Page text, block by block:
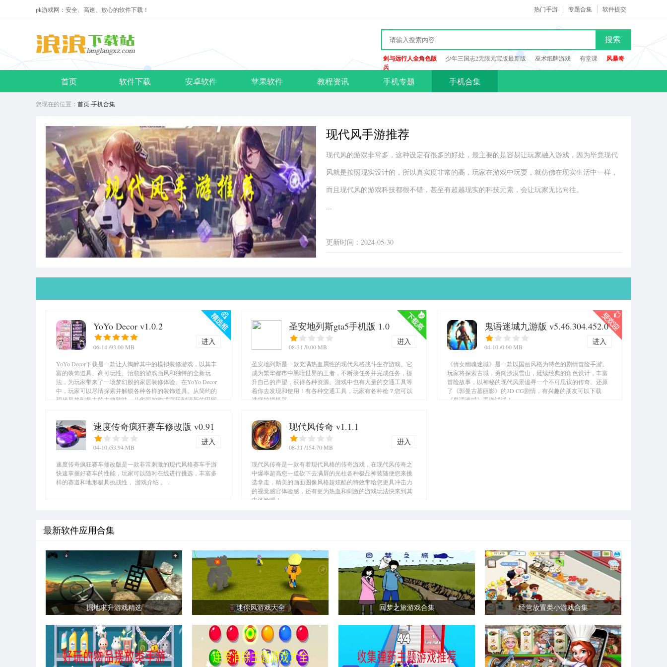
pk游戏网：安全、高速、放心的软件下载！ 软件提交
专题合集
热门手游
搜索
剑与远行人全角色版 少年三国志2无限元宝版最新版 巫术纸牌游戏 有堂课
风暴奇
兵
首页 软件下载 安卓软件 苹果软件 教程资讯 手机专题 手机合集
您现在的位置： 首页-手机合集
现代风手游推荐
现代风的游戏非常多，这种设定有很多的好处，最主要的是容易让玩家融入游戏，因为毕竟现代
风就是按照现实设计的，所以真实度非常的高，玩家在游戏中玩耍，就仿佛在现实生活中一样，
而且现代风的游戏科技都很不错，甚至有超越现实的科技元素，会让玩家无比向往。
...
更新时间：2024-05-30
YoYo Decor v1.0.2
06-14/93.00 MB
进入
YoYo Decor下载是一款让人陶醉其中的模拟装修游戏，以其丰
富的装饰道具、高可玩性、治愈的游戏画风和独特的全新玩
法，为玩家带来了一场梦幻般的家居装修体验。在YoYo Decor
中，玩家可以尽情探索并解锁各种各样的装饰道具。从简约的
现代风格到复古的古典韵味，从华丽的欧式宫廷到清新的田园
无二的专属房子。...
圣安地列斯gta5手机版 1.0
08-31 /0.00 MB
进入
圣安地列斯是一款充满热血属性的现代风格战斗生存游戏。它
成为繁华都市中黑暗世界的王者，不断接任务并完成任务，提
升自己的声望，获得各种资源。游戏中也有大量的交通工具等
着你去发现和使用！有各种交通工具，玩家有各种枪？您可以
选择拍摄机器。...
鬼语迷城九游版 v5.46.304.452.0
04-10/0.00 MB
进入
《倩女幽魂迷城》是一款以国画风格为特色的剧情冒险手游。
玩家将探索古城，勇闯沙漠雪山，延续经典的角色设计，丰富
冒险故事，以神秘的现代风景追寻一个不可思议的传奇。还原
了《郭曼古墓丽影》的3D CG剧情，有兴趣的朋友可以下载
《鬼话迷城》手游试试！...
速度传奇疯狂赛车修改版 v0.91
04-10/53.94 MB
进入
速度传奇疯狂赛车修改版是一款非常刺激的现代风格赛车手游
快速掌握好赛车的性能，玩家可以随时在线进行挑选，丰富多
样的赛道和地形极具挑战性， 游戏介绍 。...
现代风传奇 v1.1.1
08-31 /154.70 MB
进入
现代风传奇是一款有着现代风格的传奇游戏，在现代风传奇之
中爆率超高您一道砍下去满屏的光柱各种极品神装随便您来挑
选拿走，精美的画面图像风格超炫酷的特效带给您更具冲击力
的视觉感官体验感，还有更为热血和刺激的游戏玩法快来到其
中体验吧！...
最新软件应用合集
掘地求升游戏精选 迷你风游戏大全 回梦之旅游戏合集 经营放置类小游戏合集